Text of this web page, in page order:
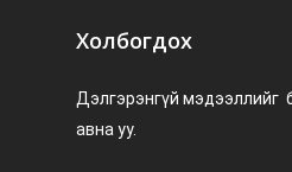
Холбогдох
Дэлгэрэнгүй мэдээллийг
авна уу.